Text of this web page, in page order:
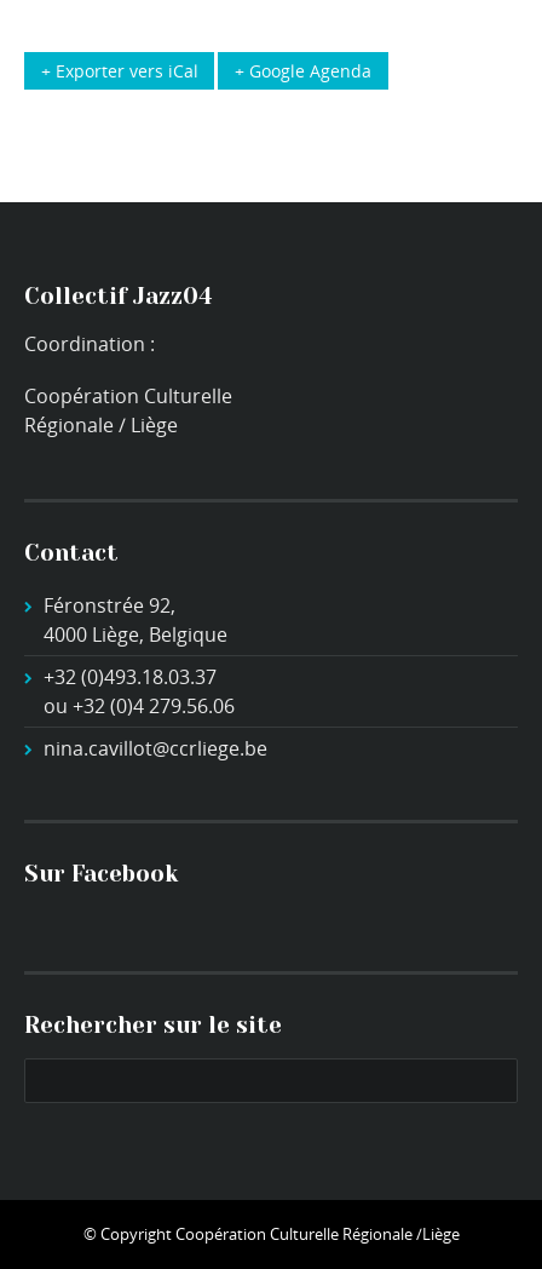
+ Google Agenda
+ Exporter vers iCal
Collectif Jazz04
Coordination :
Coopération Culturelle
Régionale / Liège
Contact
Féronstrée 92,
4000 Liège, Belgique
+32 (0)493.18.03.37
ou +32 (0)4 279.56.06
nina.cavillot@ccrliege.be
Sur Facebook
Rechercher sur le site
© CopyrightCoopération Culturelle Régionale /Liège